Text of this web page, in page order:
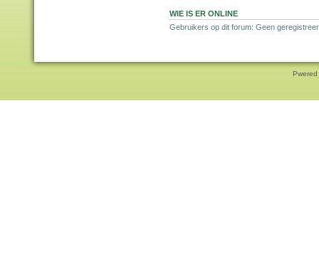
WIE IS ER ONLINE
Gebruikers op dit forum: Geen